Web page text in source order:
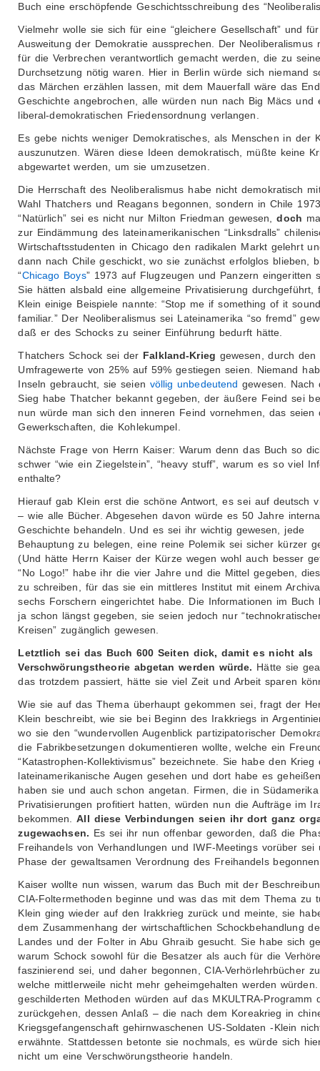
Buch eine erschöpfende Geschichtsschreibung des
Vielmehr wolle sie sich für eine “gleichere Gesellschaft” und
Ausweitung der Demokratie aussprechen. Der Neoliberalismus
für die Verbrechen verantwortlich gemacht werden, die zu
Durchsetzung nötig waren. Hier in Berlin würde sich niemand
das Märchen erzählen lassen, mit dem Mauerfall wäre das
Geschichte angebrochen, alle würden nun nach Big Mäcs und
liberal-demokratischen Friedensordnung verlangen.
Es gebe nichts weniger Demokratisches, als Menschen in der
auszunutzen. Wären diese Ideen demokratisch, müßte keine
abgewartet werden, um sie umzusetzen.
Die Herrschaft des Neoliberalismus habe nicht demokratisch
Wahl Thatchers und Reagans begonnen, sondern in Chile
“Natürlich” sei es nicht nur Milton Friedman gewesen,doch
zur Eindämmung des lateinamerikanischen “Linksdralls”
Wirtschaftsstudenten in Chicago den radikalen Markt gelehrt
dann nach Chile geschickt, wo sie zunächst erfolglos blieben,
“Chicago Boys” 1973 auf Flugzeugen und Panzern eingeritten
Sie hätten alsbald eine allgemeine Privatisierung durchgeführt,
Klein einige Beispiele nannte: “Stop me if something of it
familiar.” Der Neoliberalismus sei Lateinamerika “so fremd”
daß er des Schocks zu seiner Einführung bedurft hätte.
Thatchers Schock sei der Falkland-Krieg gewesen, durch den
Umfragewerte von 25% auf 59% gestiegen seien. Niemand
Inseln gebraucht, sie seien völlig unbedeutend gewesen. Nach
Sieg habe Thatcher bekannt gegeben, der äußere Feind sei
nun würde man sich den inneren Feind vornehmen, das seien
Gewerkschaften, die Kohlekumpel.
Nächste Frage von Herrn Kaiser: Warum denn das Buch so
schwer “wie ein Ziegelstein”, “heavy stuff”, warum es so viel
enthalte?
Hierauf gab Klein erst die schöne Antwort, es sei auf deutsch
– wie alle Bücher. Abgesehen davon würde es 50 Jahre
Geschichte behandeln. Und es sei ihr wichtig gewesen, jede
Behauptung zu belegen, eine reine Polemik sei sicher kürzer
(Und hätte Herrn Kaiser der Kürze wegen wohl auch besser
“No Logo!” habe ihr die vier Jahre und die Mittel gegeben,
zu schreiben, für das sie ein mittleres Institut mit einem
sechs Forschern eingerichtet habe. Die Informationen im Buch
ja schon längst gegeben, sie seien jedoch nur
Kreisen” zugänglich gewesen.
Letztlich sei das Buch 600 Seiten dick, damit es nicht als
Verschwörungstheorie abgetan werden würde. Hätte sie
das trotzdem passiert, hätte sie viel Zeit und Arbeit sparen
Wie sie auf das Thema überhaupt gekommen sei, fragt der
Klein beschreibt, wie sie bei Beginn des Irakkriegs in
wo sie den “wundervollen Augenblick partizipatorischer
die Fabrikbesetzungen dokumentieren wollte, welche ein
“Katastrophen-Kollektivismus” bezeichnete. Sie habe den Krieg
lateinamerikanische Augen gesehen und dort habe es
haben sie und auch schon angetan. Firmen, die in
Privatisierungen profitiert hatten, würden nun die Aufträge im
bekommen.All diese Verbindungen seien ihr dort ganz
zugewachsen. Es sei ihr nun offenbar geworden, daß die
Freihandels von Verhandlungen und IWF-Meetings vorüber sei
Phase der gewaltsamen Verordnung des Freihandels
Kaiser wollte nun wissen, warum das Buch mit der
CIA-Foltermethoden beginne und was das mit dem Thema zu
Klein ging wieder auf den Irakkrieg zurück und meinte, sie
dem Zusammenhang der wirtschaftlichen Schockbehandlung
Landes und der Folter in Abu Ghraib gesucht. Sie habe sich
warum Schock sowohl für die Besatzer als auch für die
faszinierend sei, und daher begonnen, CIA-Verhörlehrbücher
welche mittlerweile nicht mehr geheimgehalten werden
geschilderten Methoden würden auf das MKULTRA-Programm
zurückgehen, dessen Anlaß – die nach dem Koreakrieg in
Kriegsgefangenschaft gehirnwaschenen US-Soldaten -Klein
erwähnte. Stattdessen betonte sie nochmals, es würde sich
nicht um eine Verschwörungstheorie handeln.